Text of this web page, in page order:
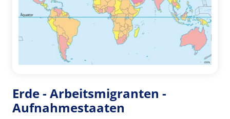
Erde - Arbeitsmigranten -
Aufnahmestaaten